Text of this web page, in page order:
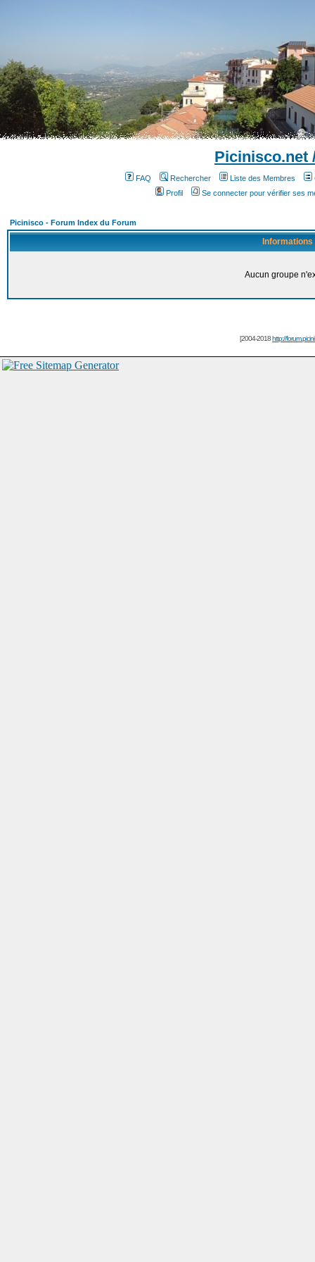
Picinisco.net
FAQ Rechercher Liste des Membres
Profil
Se connecter pour vérifier ses
Picinisco - Forum Index du Forum
Informations
Aucun groupe
[2004-2018http://